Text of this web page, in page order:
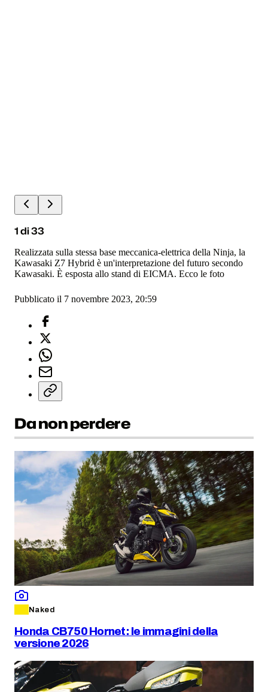
1di33
Realizzata sulla stessa base meccanica-elettrica della Ninja, la
Kawasaki Z7 Hybrid è un'interpretazione del futuro secondo
Kawasaki. È esposta allo stand di EICMA. Ecco le foto
Pubblicato il 7 novembre 2023, 20:59
Da non perdere
Naked
Honda CB750 Hornet: le immagini della
versione 2026